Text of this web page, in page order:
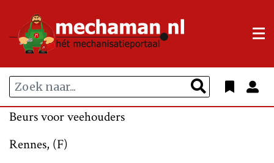
Beurs voor veehouders
Rennes, (F)